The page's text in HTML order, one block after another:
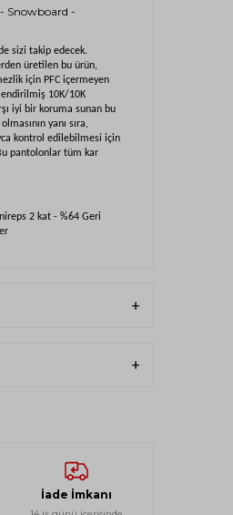
Snowboard -
sizi takip edecek.
üretilen bu ürün,
için PFC içermeyen
10K/10K
iyi bir koruma sunan bu
yanı sıra,
kontrol edilebilmesi için
pantolonlar tüm kar
2 kat - %64 Geri
İade İmkanı